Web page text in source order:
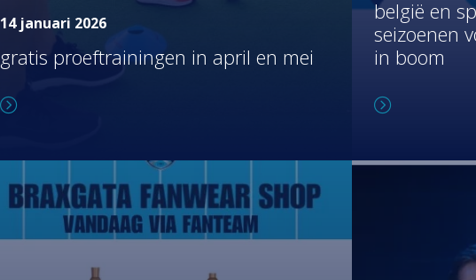
14 januari 2026
gratis proeftrainingen in april en mei
belgië en
seizoenen
in boom